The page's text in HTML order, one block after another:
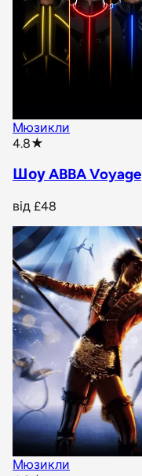
Мюзикли
4.8★
Шоу ABBA Voyage
від £48
Мюзикли